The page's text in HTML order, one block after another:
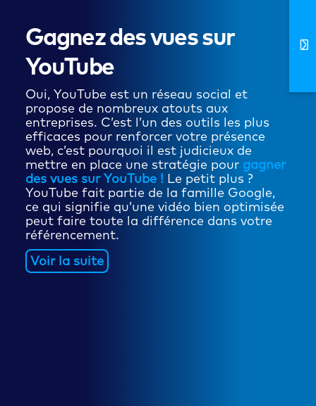
Gagnez des vues sur
YouTube
Oui, YouTube est un réseau social et
propose de nombreux atouts aux
entreprises. C’est l’un des outils les plus
efficaces pour renforcer votre présence
web, c’est pourquoi il est judicieux de
mettre en place une stratégie pour gagner
des vues sur YouTube ! Le petit plus ?
YouTube fait partie de la famille Google,
ce qui signifie qu’une vidéo bien optimisée
peut faire toute la différence dans votre
référencement.
Voir la suite